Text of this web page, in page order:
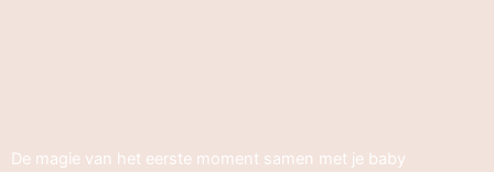
De magie van het eerste moment samen met je baby